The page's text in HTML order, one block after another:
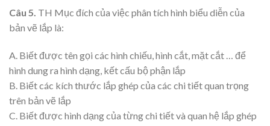
Câu 5. TH Mục đích của việc phân tích hình biểu diễn của
bản vẽ lắp là:
A. Biết được tên gọi các hình chiếu, hình cắt, mặt cắt … để
hình dung ra hình dạng, kết cấu bộ phận lắp
B. Biết các kích thước lắp ghép của các chi tiết quan trọng
trên bản vẽ lắp
C. Biết được hình dạng của từng chi tiết và quan hệ lắp ghép